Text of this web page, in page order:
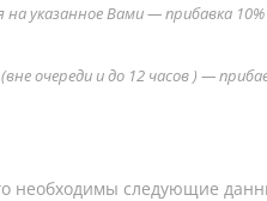
указанное Вами — прибавка 10%
очереди и до 12 часов ) —
необходимы следующие